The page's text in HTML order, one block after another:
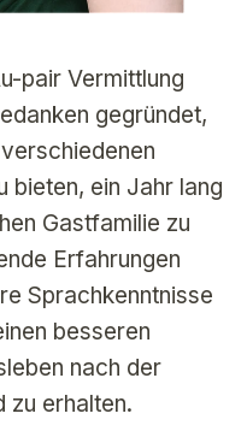
pair Vermittlung
gegründet,
bieten, ein Jahr lang
Gastfamilie zu
Erfahrungen
Sprachkenntnisse
besseren
nach der
zu erhalten.